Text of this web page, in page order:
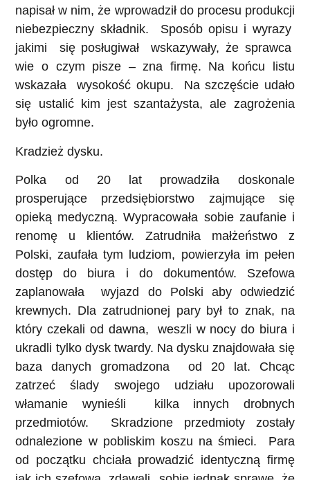
napisał w nim, że wprowadził do procesu produkcji
niebezpieczny składnik. Sposób opisu i wyrazy
jakimi się posługiwał wskazywały, że sprawca
wie o czym pisze – zna firmę. Na końcu listu
wskazała wysokość okupu. Na szczęście udało
się ustalić kim jest szantażysta, ale zagrożenia
było ogromne.
Kradzież dysku.
Polka od 20 lat prowadziła doskonale
prosperujące przedsiębiorstwo zajmujące się
opieką medyczną. Wypracowała sobie zaufanie i
renomę u klientów. Zatrudniła małżeństwo z
Polski, zaufała tym ludziom, powierzyła im pełen
dostęp do biura i do dokumentów. Szefowa
zaplanowała wyjazd do Polski aby odwiedzić
krewnych. Dla zatrudnionej pary był to znak, na
który czekali od dawna, weszli w nocy do biura i
ukradli tylko dysk twardy. Na dysku znajdowała się
baza danych gromadzona od 20 lat. Chcąc
zatrzeć ślady swojego udziału upozorowali
włamanie wynieśli kilka innych drobnych
przedmiotów. Skradzione przedmioty zostały
odnalezione w pobliskim koszu na śmieci. Para
od początku chciała prowadzić identyczną firmę